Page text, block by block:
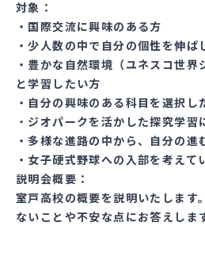
対象：
・国際交流に興味のある方
・少人数の中で自分の個性を伸ば
・豊かな自然環境（ユネスコ世
と学習したい方
・自分の興味のある科目を選択し
・ ジオパークを活かした探究学習
・多様な進路の中から、自分の進
・女子硬式野球への入部を考えて
説明会概要：
室戸高校の概要を説明いたします
ないことや不安な点にお答えしま